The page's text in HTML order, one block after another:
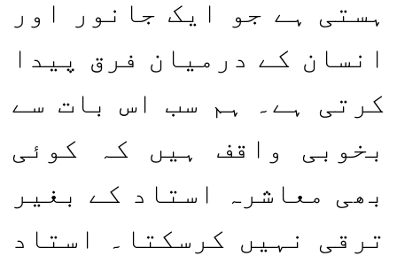
ہستی ہے جو ایک جانور اور
انسان کے درمیان فرق پیدا
کرتی ہے۔ ہم سب اس بات سے
بخوبی واقف ہیں کہ کوئی
بھی معاشرہ استاد کے بغیر
ترقی نہیں کرسکتا۔ استاد